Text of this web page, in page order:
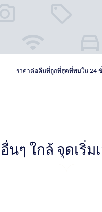
ราคาต่อคืนที่ถูกที่สุดที่พบใน 24 ชั่
ๆ ใกล้ จุดเริ่ม